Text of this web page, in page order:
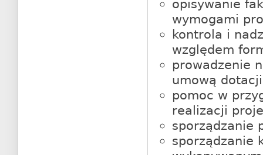
opisywanie
wymogami
kontrola i
względem
prowadzenie
umową dotacji
pomoc w
realizacji
sporządzanie
sporządzanie